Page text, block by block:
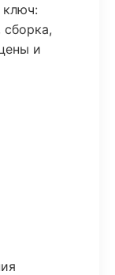
ключ:
сборка,
и